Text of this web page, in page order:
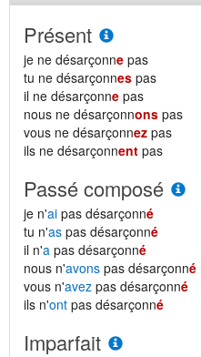
Présent
je ne désarçonne pas
tu ne désarçonnes pas
il ne désarçonne pas
nous ne désarçonnons pas
vous ne désarçonnez pas
ils ne désarçonnent pas
Passé composé
je n'ai pas désarçonné
tu n'as pas désarçonné
il n'a pas désarçonné
nous n'avons pas désarçonné
vous n'avez pas désarçonné
ils n'ont pas désarçonné
Imparfait